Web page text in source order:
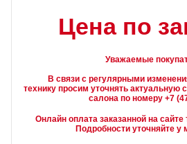
Цена по
Уважаемые
технику просим уточнять актуальную
Онлайн оплата заказанной на сайте
Подробности уточняйте у